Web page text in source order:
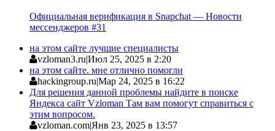
Официальная верификация в Snapchat — Новости
мессенджеров #31
на этом сайте лучшие специалисты
vzloman3.ru|Июл 25, 2025 в 2:20
на этом сайте. мне отлично помогли
hackingroup.ru|Мар 24, 2025 в 16:22
Для решения данной проблемы найдите в поиске
Яндекса сайт Vzloman Там вам помогут справиться с
этим вопросом.
vzloman.com|Янв 23, 2025 в 13:57